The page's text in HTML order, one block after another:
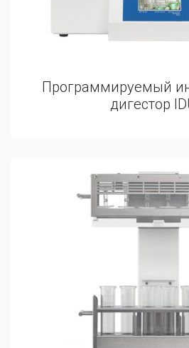
Программируемый
дигестор